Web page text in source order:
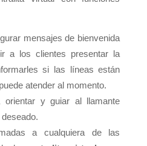
mensajes de bienvenida
a los clientes presentar la
si las líneas están
atender al momento.
orientar y guiar al llamante
a cualquiera de las